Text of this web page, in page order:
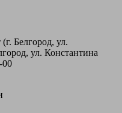
Белгород, ул.
ул. Константина
00